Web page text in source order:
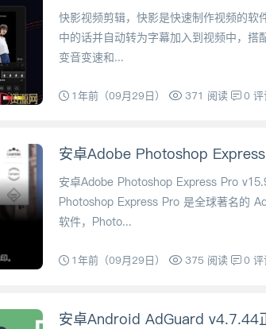
快影视频剪辑，快影是快速制作视频的软
中的话并自动转为字幕加入到视频中，搭
变音变速和...
1年前（09月29日） 371 阅读 0 评
安卓Adobe Photoshop Express Pro
Photoshop Express Pro 是全球著名的
软件，Photo...
1年前（09月29日） 375 阅读 0 评